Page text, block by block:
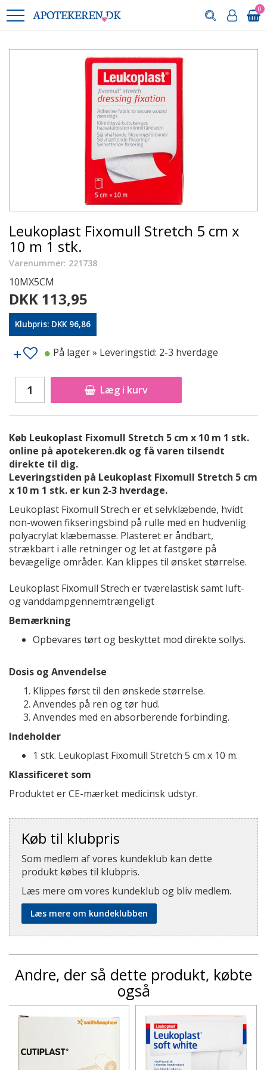
0
Leukoplast Fixomull Stretch 5 cm x
10 m 1 stk.
Varenummer: 221738
10MX5CM
DKK 113,95
Klubpris: DKK 96,86
Læg i kurv
På lager» Leveringstid: 2-3 hverdage
Køb Leukoplast Fixomull Stretch 5 cm x 10 m 1 stk.
online på apotekeren.dk og få varen tilsendt
direkte til dig.
Leveringstiden på Leukoplast Fixomull Stretch 5 cm
x 10 m 1 stk. er kun 2-3 hverdage.
Leukoplast Fixomull Strech er et selvklæbende, hvidt
non-wowen fikseringsbind på rulle med en hudvenlig
polyacrylat klæbemasse. Plasteret er åndbart,
strækbart i alle retninger og let at fastgøre på
bevægelige områder. Kan klippes til ønsket størrelse.
Leukoplast Fixomull Strech er tværelastisk samt luft-
og vanddampgennemtrængeligt
Bemærkning
Opbevares tørt og beskyttet mod direkte sollys.
Dosis og Anvendelse
Klippes først til den ønskede størrelse.
Anvendes på ren og tør hud.
Anvendes med en absorberende forbinding.
Indeholder
1 stk. Leukoplast Fixomull Stretch 5 cm x 10 m.
Klassificeret som
Produktet er CE-mærket medicinsk udstyr.
Køb til klubpris
Som medlem af vores kundeklub kan dette
produkt købes til klubpris.
Læs mere om vores kundeklub og bliv medlem.
Læs mere om kundeklubben
Andre, der så dette produkt, købte
også